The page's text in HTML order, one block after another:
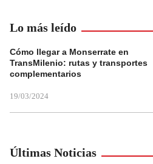
Lo más leído
Cómo llegar a Monserrate en
TransMilenio: rutas y transportes
complementarios
19/03/2024
Últimas Noticias